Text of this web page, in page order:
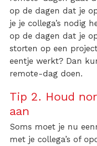
op de dagen dat je
je je collega’s nodig
op de dagen dat je
storten op een
eentje werkt? Dan
remote-dag doen.
Tip 2. Houd
aan
Soms moet je nu
met je collega’s of